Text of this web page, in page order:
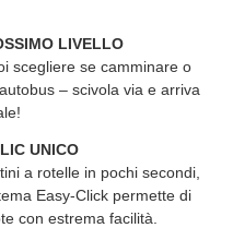
LIVELLO
scegliere se camminare o
– scivola via e arriva
UNICO
a rotelle in pochi secondi,
Easy-Click permette di
con estrema facilità.